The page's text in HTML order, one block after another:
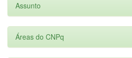
Assunto
Áreas do CNPq